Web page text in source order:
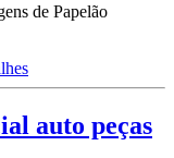
de Papelão
auto peças